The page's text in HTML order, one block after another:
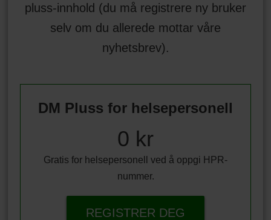
pluss-innhold (du må registrere ny bruker
selv om du allerede mottar våre
nyhetsbrev).
DM Pluss for helsepersonell
0 kr
Gratis for helsepersonell ved å oppgi HPR-
nummer.
REGISTRER DEG